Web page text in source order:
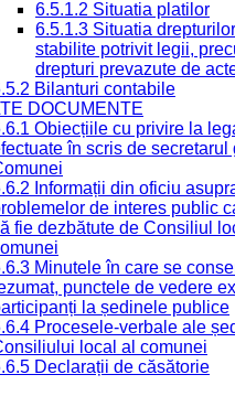
6.5.1.2 Situatia platilor
6.5.1.3 Situatia
stabilite potrivit legii,
drepturi prevazute de
Bilanturi contabile
DOCUMENTE
Obiecțiile cu privire la
în scris de secretarul
Informații din oficiu
de interes public
fie dezbătute de Consiliul
Minutele în care se
punctele de vedere
la ședinele publice
Procesele-verbale ale
local al comunei
Declarații de căsătorie